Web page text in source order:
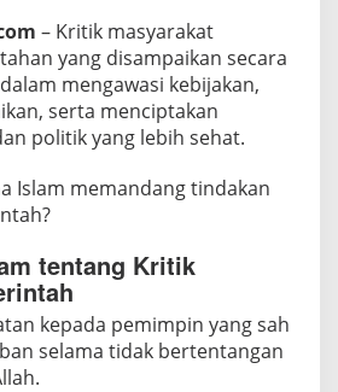
r
i
n
t
a
M
n
u
r
u
t
– Kritik masyarakat
yang disampaikan secara
mengawasi kebijakan,
serta menciptakan
politik yang lebih sehat.
Islam memandang tindakan
tentang Kritik
kepada pemimpin yang sah
selama tidak bertentangan